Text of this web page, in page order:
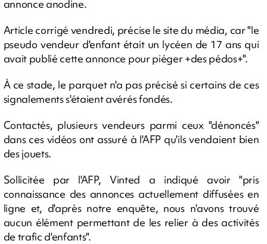
annonce anodine.
Article corrigé vendredi, précise le site du média, car "le
pseudo vendeur d'enfant était un lycéen de 17 ans qui
avait publié cette annonce pour piéger +des pédos+".
À ce stade, le parquet n'a pas précisé si certains de ces
signalements s'étaient avérés fondés.
Contactés, plusieurs vendeurs parmi ceux "dénoncés"
dans ces vidéos ont assuré à l'AFP qu'ils vendaient bien
des jouets.
Sollicitée par l'AFP, Vinted a indiqué avoir "pris
connaissance des annonces actuellement diffusées en
ligne et, d'après notre enquête, nous n'avons trouvé
aucun élément permettant de les relier à des activités
de trafic d'enfants".